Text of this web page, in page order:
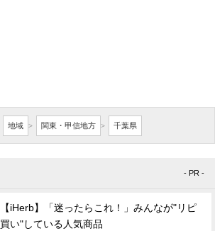
地域 > 関東・甲信地方 > 千葉県
- PR -
【iHerb】「迷ったらこれ！」みんなが"リピ
買い"している人気商品